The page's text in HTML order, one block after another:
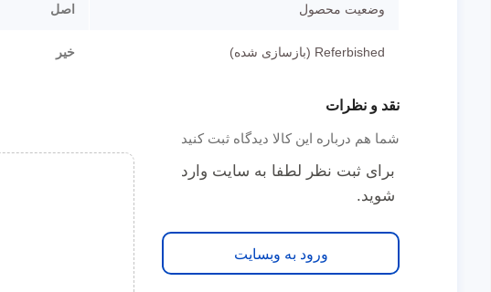
وضعیت محصول اصل
Referbished (بازسازی شده) خیر
نقد و نظرات
شما هم درباره این کالا دیدگاه ثبت کنید
برای ثبت نظر لطفا به سایت وارد
شوید.
ورود به وبسایت